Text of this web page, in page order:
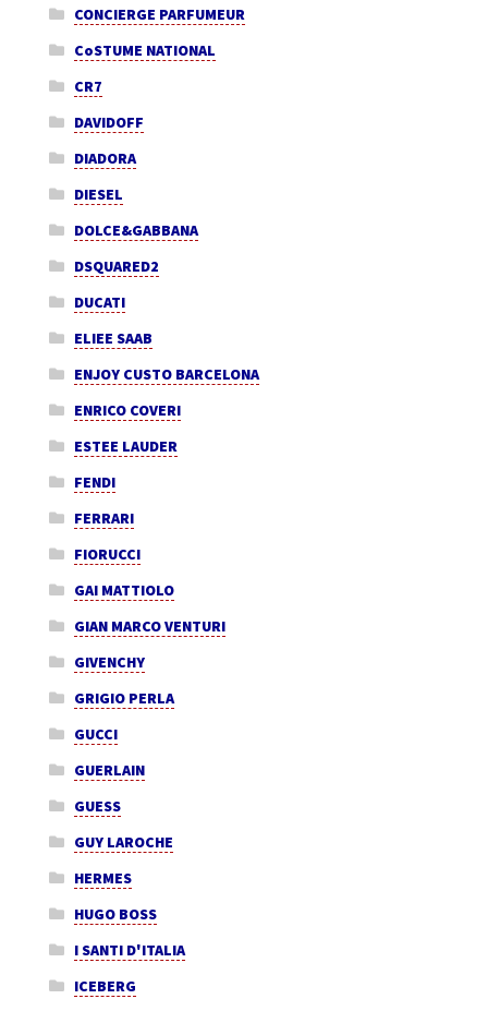
CONCIERGE PARFUMEUR
CoSTUME NATIONAL
CR7
DAVIDOFF
DIADORA
DIESEL
DOLCE&GABBANA
DSQUARED2
DUCATI
ELIEE SAAB
ENJOY CUSTO BARCELONA
ENRICO COVERI
ESTEE LAUDER
FENDI
FERRARI
FIORUCCI
GAI MATTIOLO
GIAN MARCO VENTURI
GIVENCHY
GRIGIO PERLA
GUCCI
GUERLAIN
GUESS
GUY LAROCHE
HERMES
HUGO BOSS
I SANTI D'ITALIA
ICEBERG